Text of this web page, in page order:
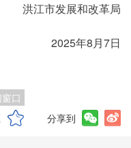
洪江市发展和改革局
2025年8月7日
口
分享到